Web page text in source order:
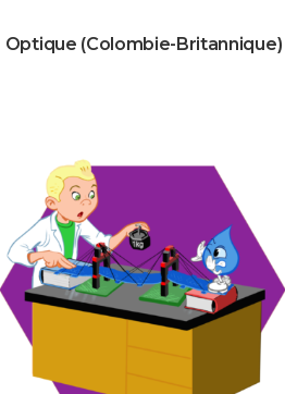
Optique (Colombie-Britannique)